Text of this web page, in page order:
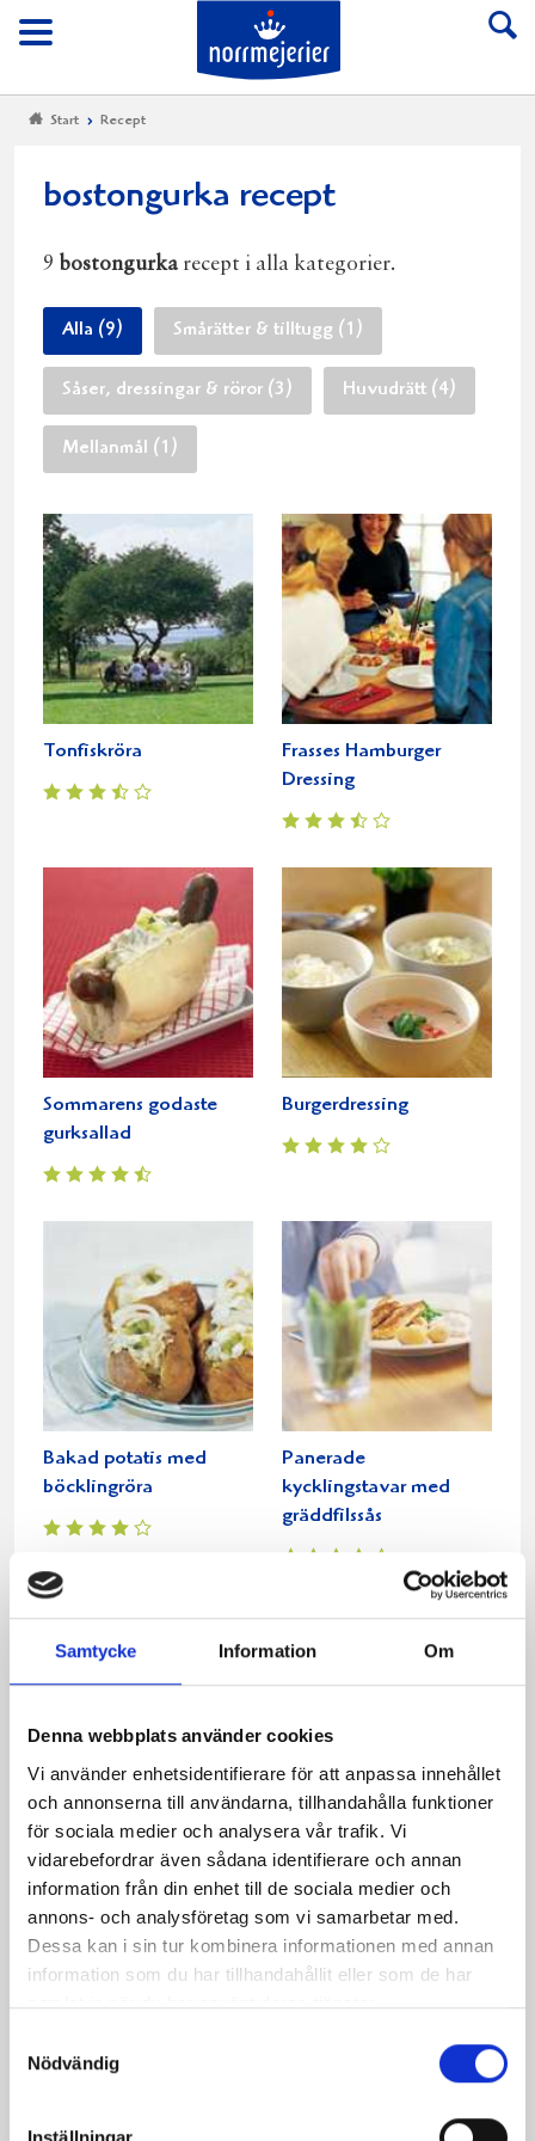
Samtycke Information Om
Denna webbplats använder cookies
Vi använder enhetsidentifierare för att anpassa innehållet
och annonserna till användarna, tillhandahålla funktioner
för sociala medier och analysera vår trafik. Vi
vidarebefordrar även sådana identifierare och annan
information från din enhet till de sociala medier och
annons- och analysföretag som vi samarbetar med.
Dessa kan i sin tur kombinera informationen med annan
information som du har tillhandahållit eller som de har
samlat in när du har använt deras tjänster.
Nödvändig
Meny
Till Norrmejerier
Start Recept
bostongurka recept
9 bostongurka recept i alla kategorier.
Alla (9) Smårätter & tilltugg (1)
Såser, dressingar & röror (3) Huvudrätt (4)
Mellanmål (1)
Tonfiskröra
Frasses Hamburger
Dressing
Sommarens godaste
gurksallad
Burgerdressing
Bakad potatis med
böcklingröra
Panerade
kycklingstavar med
gräddfilssås
Kycklingburgare med
hamburgerdressing
Panerade spättfiléer